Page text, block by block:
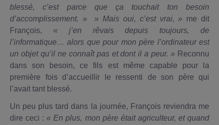
blessé, c’est parce que ça touchait ton besoin
d’accomplissement. »
» Mais oui, c’est vrai, » me dit
François, « j’en rêvais depuis toujours, de
l’informatique… alors que pour mon père l’ordinateur est
un objet qu’il ne connaît pas et dont il a peur. » Reconnu
dans son besoin, ce fils est même capable pour la
première fois d’accueillir le ressenti de son père qui
l’avait tant blessé.
Un peu plus tard dans la journée, François reviendra me
dire ceci :« En plus, mon père était agriculteur, et quand